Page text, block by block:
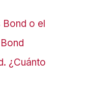
Bond o el
¿Cuánto